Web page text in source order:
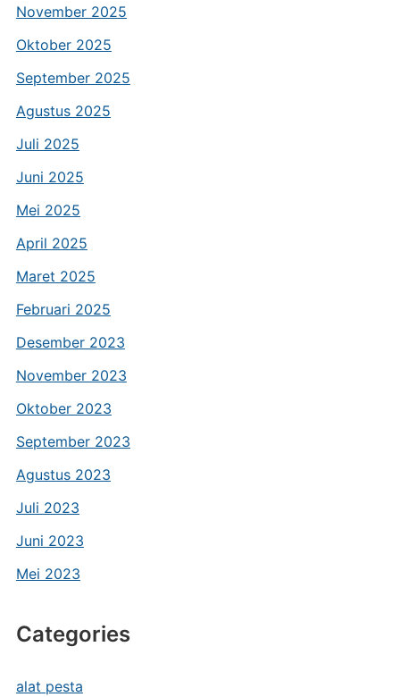
November 2025
Oktober 2025
September 2025
Agustus 2025
Juli 2025
Juni 2025
Mei 2025
April 2025
Maret 2025
Februari 2025
Desember 2023
November 2023
Oktober 2023
September 2023
Agustus 2023
Juli 2023
Juni 2023
Mei 2023
Categories
alat pesta